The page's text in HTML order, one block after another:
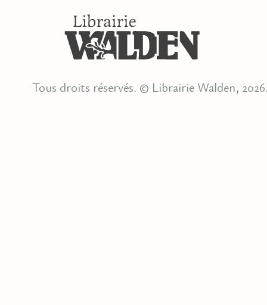
Tous droits réservés. © Librairie Walden,